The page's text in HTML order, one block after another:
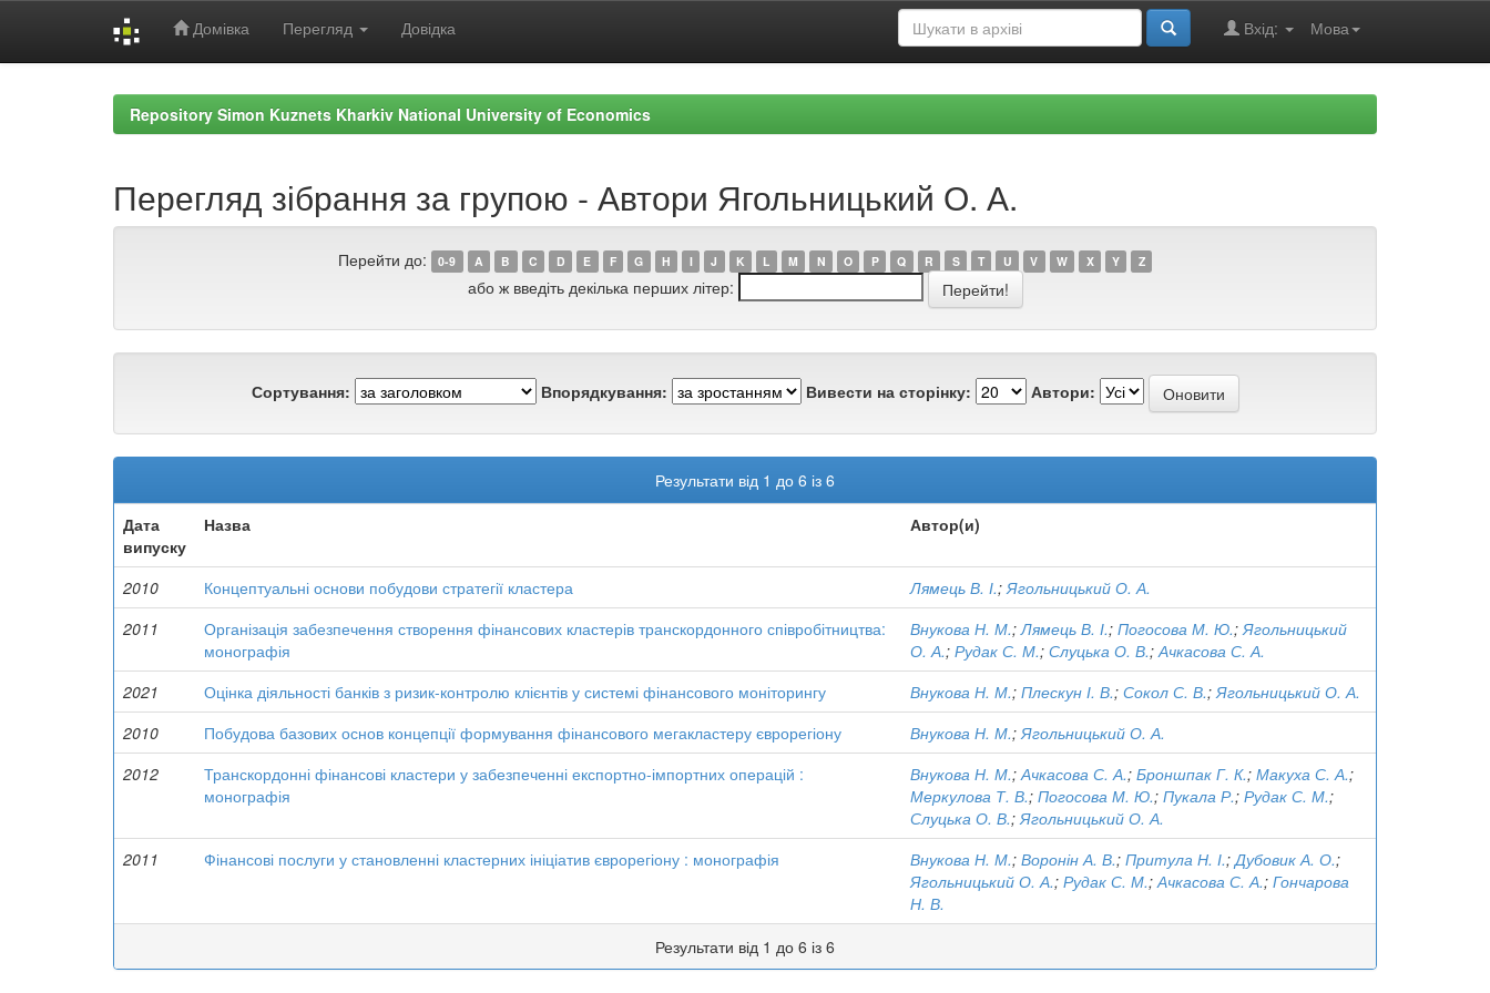
Домівка Перегляд Довідка Мова
Вхід:
Repository Simon Kuznets Kharkiv National University of Economics
Перегляд зібрання за групою - Автори Ягольницький О. А.
Перейти до: 0-9 A B C D E F G H I J K L M N O P Q R S T U V W X Y Z
або ж введіть декілька перших літер:
Сортування: Впорядкування: Вивести на сторінку: Автори:
Результати від 1 до 6 із 6
Дата
випуску
Назва Автор(и)
2010 Концептуальні основи побудови стратегії кластера Лямець В. І.;Ягольницький О. А.
2011
Організація забезпечення створення фінансових кластерів транскордонного співробітництва:
монографія
Внукова Н. М.;Лямець В. І.; Погосова М. Ю.;Ягольницький
О. А.; Рудак С. М.; Слуцька О. В.;Ачкасова С. А.
2021
Оцінка діяльності банків з ризик-контролю клієнтів у системі фінансового моніторингу Внукова Н. М.; Плескун І. В.; Сокол С. В.;Ягольницький О. А.
2010
Побудова базових основ концепції формування фінансового мегакластеру єврорегіону Внукова Н. М.;Ягольницький О. А.
2012
Транскордонні фінансові кластери у забезпеченні експортно-імпортних операцій :
монографія
Внукова Н. М.;Ачкасова С. А.; Броншпак Г. К.; Макуха С. А.;
Меркулова Т. В.; Погосова М. Ю.; Пукала Р.; Рудак С. М.;
Слуцька О. В.;Ягольницький О. А.
2011
Фінансові послуги у становленні кластерних ініціатив єврорегіону : монографія Внукова Н. М.; Воронін А. В.; Притула Н. І.;Дубовик А. О.;
Ягольницький О. А.; Рудак С. М.;Ачкасова С. А.; Гончарова
Н. В.
Результати від 1 до 6 із 6